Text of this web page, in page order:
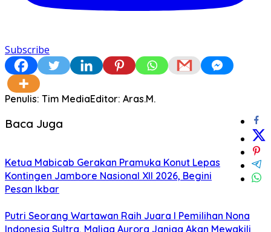
Subscribe
Penulis: Tim MediaEditor: Aras.M.
Baca Juga
Ketua Mabicab Gerakan Pramuka Konut Lepas
Kontingen Jambore Nasional XII 2026, Begini
Pesan Ikbar
Putri Seorang Wartawan ‎Raih Juara I Pemilihan Nona
Indonesia Sultra, Maliqa Aurora Janiqa Akan Mewakili